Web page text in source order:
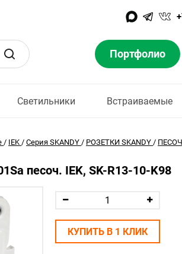
Портфолио
Светильники Встраиваемые
/ IEK / Серия SKANDY / РОЗЕТКИ SKANDY /
песоч. IEK, SK-R13-10-K98
КУПИТЬ В 1 КЛИК